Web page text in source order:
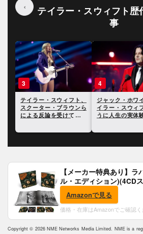
‹
テイラー・スウィフト歴
事
ー・スウィフト、
ター・ブラウンら
反論を受けてさら
4
ジャック・ホワイト、テ
イラー・スウィフトのよ
うに人生の実体験を歌詞
【メーカー特典あり】
ル・エディション)(4CD
(完全生産限定盤)(SHM-
Amazonで見る
価格・在庫はAmazonでご確認
Copyright © 2026 NME Networks Media Limited. NME is a